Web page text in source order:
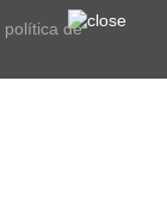
política de